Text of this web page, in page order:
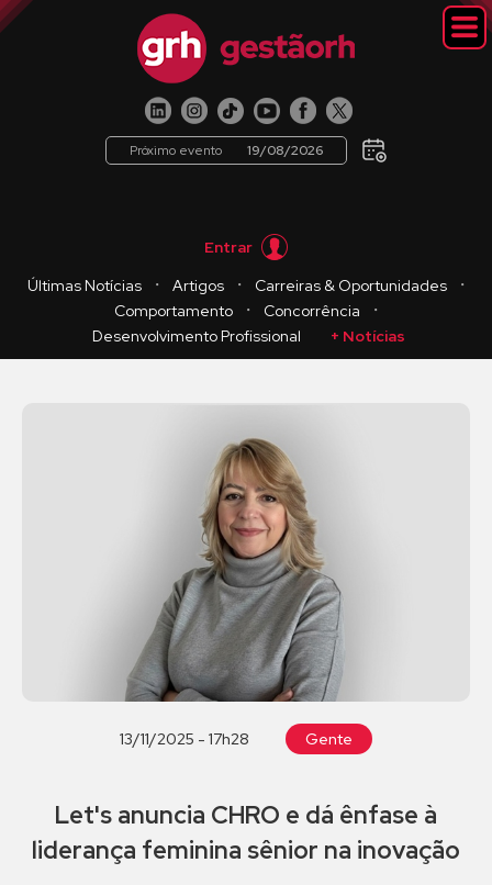
Próximo evento 19/08/2026
Entrar
Últimas Notícias
・ Artigos ・ Carreiras & Oportunidades
・
Comportamento
・ Concorrência
・
Desenvolvimento Profissional
+ Notícias
13/11/2025 - 17h28 Gente
Let's anuncia CHRO e dá ênfase à
liderança feminina sênior na inovação